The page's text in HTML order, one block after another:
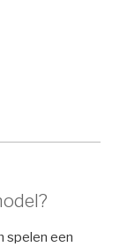
spelen een